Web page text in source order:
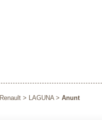
Renault > LAGUNA> Anunt